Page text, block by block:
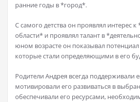
ранние годы в *город*.
С самого детства он проявлял интерес
области* и проявлял талант в
юном возрасте он показывал
которые стали определяющими в его
Родители Андрея всегда поддерживали
мотивировали его развиваться в
обеспечивали его ресурсами,